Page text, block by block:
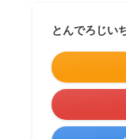
とんでろじい